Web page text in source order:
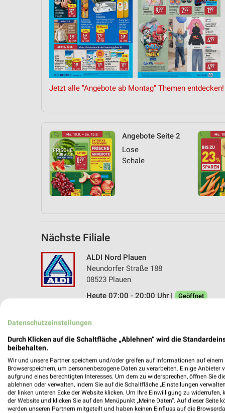
Jetzt alle "Angebote ab Montag" Themen entdecken!
Angebote Seite 2
Lose
Schale
Nächste Filiale
ALDI Nord Plauen
Neundorfer Straße 188
08523 Plauen
Heute 07:00 - 20:00 Uhr |
Geöffnet
Datenschutzeinstellungen
Durch Klicken auf die Schaltfläche „Ablehnen“ wird die
beibehalten.
Wir und unsere Partner speichern und/oder greifen auf Informationen auf einem
Browserspeichern, um personenbezogene Daten zu verarbeiten. Einige
aufgrund eines berechtigten Interesses. Um dem zu widersprechen, öffnen Sie
ablehnen oder verwalten, indem Sie auf die Schaltfläche „Einstellungen
der linken unteren Ecke der Website klicken. Um Ihre Einwilligung zu
der Website und klicken Sie auf den Menüpunkt „Meine Daten“. Auf dieser
werden unseren Partnern mitgeteilt und haben keinen Einfluss auf die